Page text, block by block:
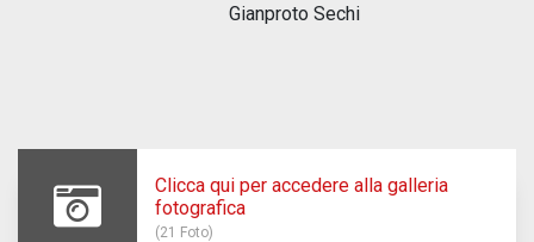
Gianproto Sechi
Clicca qui per accedere alla galleria
fotografica
(21 Foto)